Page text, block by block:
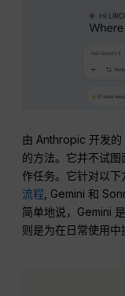
由 Anthropic 开发
的方法。它并不试
作任务。它针对以
流程 , Gemini 和
简单地说，Gemini
则是为在日常使用